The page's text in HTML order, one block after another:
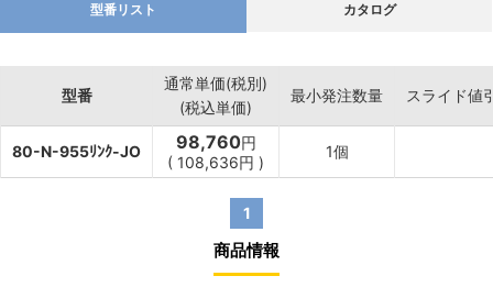
型番リスト カタログ
型番
通常単価(税別)
(税込単価)
最小発注数量 スライド値
80-N-955ﾘﾝｸ-JO 98,760円
( 108,636円 )
1個
1
商品情報